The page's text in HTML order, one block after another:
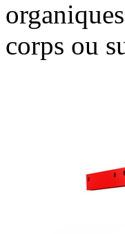
corps ou